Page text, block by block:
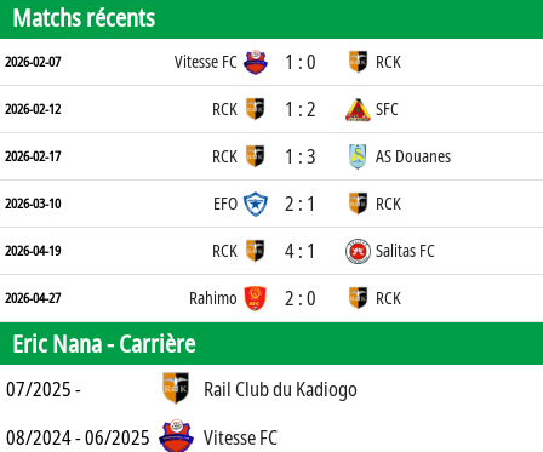
Matchs récents
2026-02-07 Vitesse FC 1 : 0 RCK
2026-02-12 RCK 1 : 2 SFC
2026-02-17 RCK 1 : 3 AS Douanes
2026-03-10 EFO 2 : 1 RCK
2026-04-19 RCK 4 : 1 Salitas FC
2026-04-27 Rahimo 2 : 0 RCK
Eric Nana -Carrière
07/2025 -
Rail Club du Kadiogo
08/2024 - 06/2025
Vitesse FC